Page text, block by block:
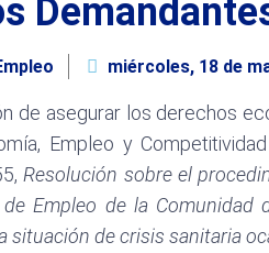
miércoles, 18 de
de asegurar los derechos
Empleo y
Resolución sobre el
Empleo de la Comunidad
situación de crisis sanitaria